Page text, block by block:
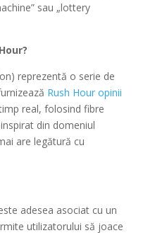
sau „lottery
reprezentă o serie de
Rush Hour opinii
real, folosind fibre
din domeniul
are legătură cu
adesea asociat cu un
utilizatorului să joace